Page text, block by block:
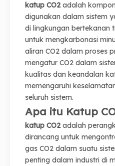
katup CO2adalah
digunakan dalam sistem
di lingkungan bertekanan
untuk mengkarbonasi
aliran CO2 dalam proses
mengatur CO2 dalam
kualitas dan keandalan
memengaruhi
seluruh sistem.
Apa itu Katup
katup CO2adalah
dirancang untuk
gas CO2 dalam suatu
penting dalam industri di